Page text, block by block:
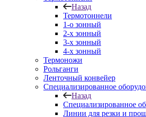
Назад
Термотоннели
1-о зонный
2-х зонный
3-х зонный
4-х зонный
Термоножи
Рольганги
Ленточный конвейер
Специализированное
Назад
Специализированное
Линии для резки и